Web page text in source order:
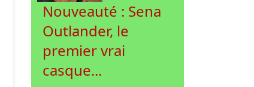
Nouveauté : Sena
Outlander, le
premier vrai
casque...